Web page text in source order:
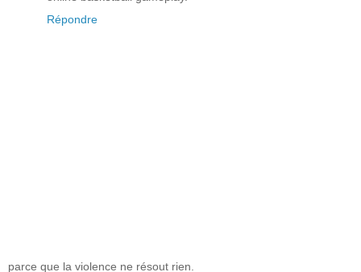
Répondre
parce que la violence ne résout rien.